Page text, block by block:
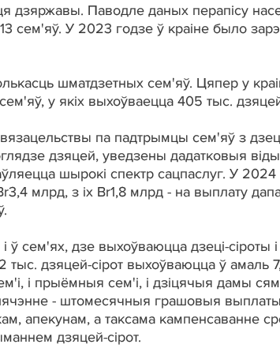
дзяржавы. Паводле даных перапісу
сем'яў. У 2023 годзе ў краіне было
шматдзетных сем'яў. Цяпер у
у якіх выхоўваецца 405 тыс.
па падтрымцы сем'яў з
дзяцей, уведзены дадатковыя віды
шырокі спектр сацпаслуг. У 2024
млрд, з іх Br1,8 млрд - на выплату
сем'ях, дзе выхоўваюцца дзеці-сіроты і
тыс. дзяцей-сірот выхоўваюцца ў амаль
і прыёмныя сем'і, і дзіцячыя дамы
- штомесячныя грашовыя выплаты
апекунам, а таксама кампенсаванне
дзяцей-сірот.